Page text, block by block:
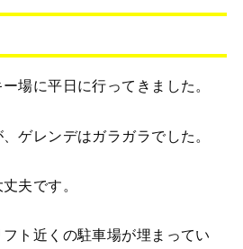
場に平日に行ってきました。
ゲレンデはガラガラでした。
夫です。
ト近くの駐車場が埋まってい